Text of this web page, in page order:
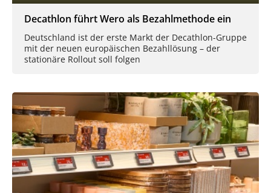
Decathlon führt Wero als Bezahlmethode ein
Deutschland ist der erste Markt der Decathlon-Gruppe
mit der neuen europäischen Bezahllösung – der
stationäre Rollout soll folgen